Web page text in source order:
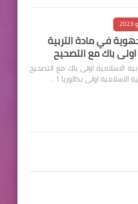
في مادة التربية
اولى باك مع التصحيح
الاسلامية اولى باك مع التصحيح
اولى بكالوريا 1…